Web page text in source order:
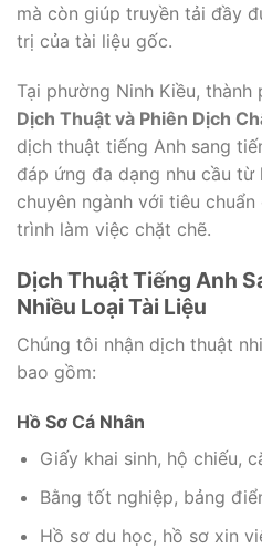
mà còn giúp truyền tải đầy
trị của tài liệu gốc.
Tại phường Ninh Kiều, thành
Dịch Thuật và Phiên Dịch
dịch thuật tiếng Anh sang
đáp ứng đa dạng nhu cầu từ
chuyên ngành với tiêu
trình làm việc chặt chẽ.
Dịch Thuật Tiếng Anh
Nhiều Loại Tài Liệu
Chúng tôi nhận dịch thuật
bao gồm:
Hồ Sơ Cá Nhân
Giấy khai sinh, hộ chiếu,
Bằng tốt nghiệp, bảng
Hồ sơ du học, hồ sơ xin